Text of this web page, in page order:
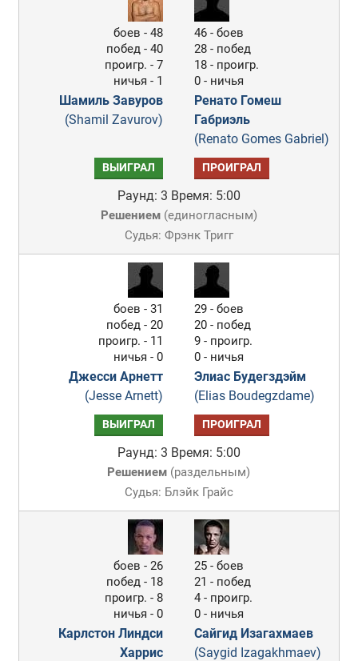
боев - 48
побед - 40
проигр. - 7
ничья - 1
Шамиль Завуров
(Shamil Zavurov)
46 - боев
28 - побед
18 - проигр.
0 - ничья
Ренато Гомеш
Габриэль
(Renato Gomes Gabriel)
ВЫИГРАЛ ПРОИГРАЛ
Раунд: 3 Время: 5:00
Решением(единогласным)
Судья: Фрэнк Тригг
боев - 31
побед - 20
проигр. - 11
ничья - 0
Джесси Арнетт
(Jesse Arnett)
29 - боев
20 - побед
9 - проигр.
0 - ничья
Элиас Будегздэйм
(Elias Boudegzdame)
ВЫИГРАЛ ПРОИГРАЛ
Раунд: 3 Время: 5:00
Решением (раздельным)
Судья: Блэйк Грайс
боев - 26
побед - 18
проигр. - 8
ничья - 0
Карлстон Линдси
Харрис
25 - боев
21 - побед
4 - проигр.
0 - ничья
Сайгид Изагахмаев
(Saygid Izagakhmaev)